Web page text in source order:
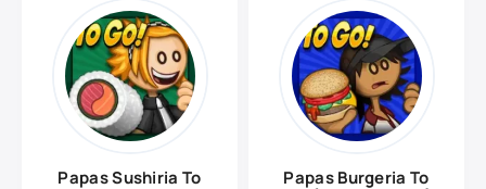
Papas Sushiria To
Papas Burgeria To